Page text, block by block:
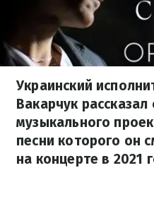
Украинский
Вакарчук
музыкального
песни которого он
на концерте в 2021